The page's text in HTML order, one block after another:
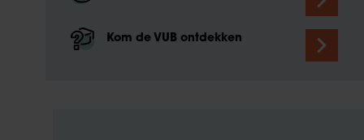
Kom de VUB ontdekken